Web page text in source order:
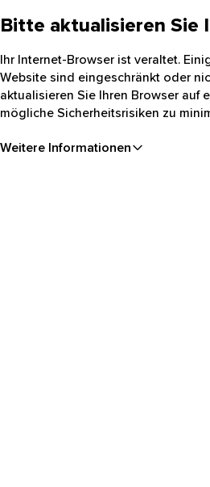
Bitte aktualisieren Sie
Ihr Internet-Browser ist veraltet.
Website sind eingeschränkt oder
aktualisieren Sie Ihren Browser auf
mögliche Sicherheitsrisiken zu
Weitere Informationen